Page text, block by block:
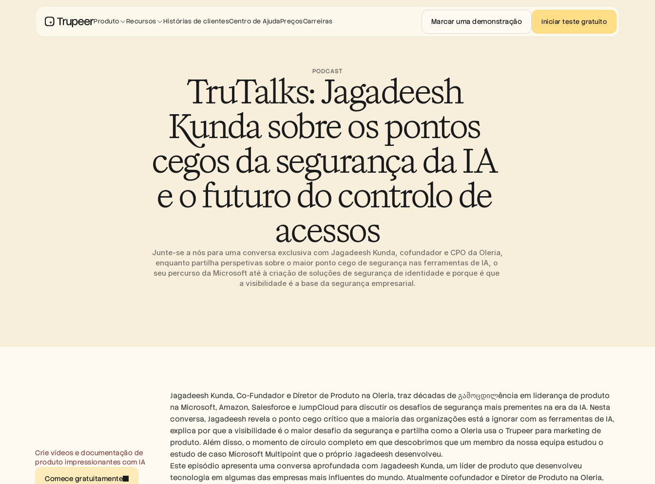
PODCAST
TruTalks: Jagadeesh
Kunda sobre os pontos
cegos da segurança da IA
e o futuro do controlo de
acessos
Junte-se a nós para uma conversa exclusiva com Jagadeesh Kunda, cofundador e CPO da Oleria,
enquanto partilha perspetivas sobre o maior ponto cego de segurança nas ferramentas de IA, o
seu percurso da Microsoft até à criação de soluções de segurança de identidade e porque é que
a visibilidade é a base da segurança empresarial.
Crie vídeos e documentação de
produto impressionantes com IA
Comece gratuitamente
Jagadeesh Kunda, Co-Fundador e Diretor de Produto na Oleria, traz décadas de გამოცდილência em liderança de produto
na Microsoft, Amazon, Salesforce e JumpCloud para discutir os desafios de segurança mais prementes na era da IA. Nesta
conversa, Jagadeesh revela o ponto cego crítico que a maioria das organizações está a ignorar com as ferramentas de IA,
explica por que a visibilidade é o maior desafio da segurança e partilha como a Oleria usa o Trupeer para marketing de
produto. Além disso, o momento de círculo completo em que descobrimos que um membro da nossa equipa estudou o
estudo de caso Microsoft Multipoint que o próprio Jagadeesh desenvolveu.
Este episódio apresenta uma conversa aprofundada com Jagadeesh Kunda, um líder de produto que desenvolveu
tecnologia em algumas das empresas mais influentes do mundo. Atualmente cofundador e Diretor de Produto na Oleria,
Produto Recursos Histórias de clientesCentro de AjudaPreçosCarreiras Marcar uma demonstração Iniciar teste gratuito